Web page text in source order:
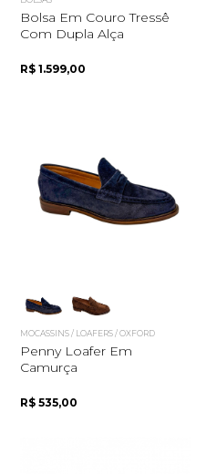
Bolsa Em Couro Tressê
Com Dupla Alça
R$ 1.599,00
MOCASSINS / LOAFERS / OXFORD
Penny Loafer Em
Camurça
R$ 535,00